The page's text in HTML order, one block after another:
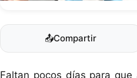
📤Compartir
Faltan pocos días para